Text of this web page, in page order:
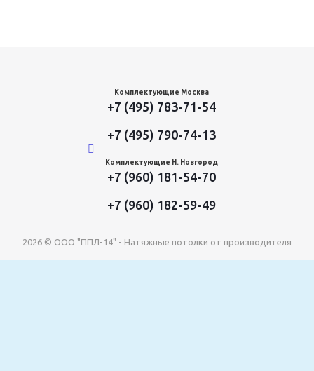
Комплектующие Москва
+7 (495) 783-71-54
+7 (495) 790-74-13
Комплектующие Н. Новгород
+7 (960) 181-54-70
+7 (960) 182-59-49
2026 © ООО "ППЛ-14" - Натяжные потолки от производителя